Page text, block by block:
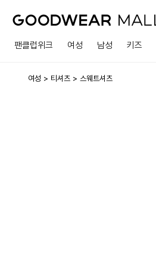
팬클럽위크 여성 남성 키즈
여성 티셔츠 스웨트셔츠